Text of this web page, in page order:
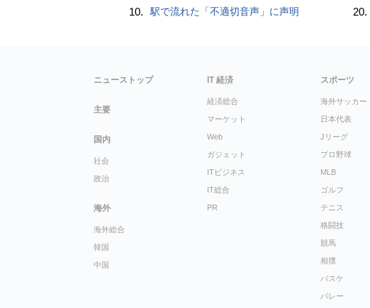
10. 駅で流れた「不適切音声」に声明 20.
ニューストップ
主要
国内
社会
政治
海外
海外総合
韓国
中国
IT 経済
経済総合
マーケット
Web
ガジェット
ITビジネス
IT総合
PR
スポーツ
海外サッカー
日本代表
Jリーグ
プロ野球
MLB
ゴルフ
テニス
格闘技
競馬
相撲
バスケ
バレー